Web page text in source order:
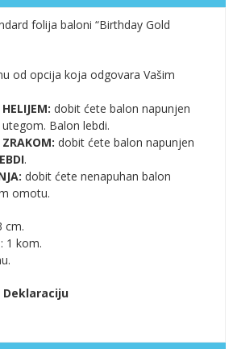
folija baloni “Birthday Gold
od opcija koja odgovara Vašim
dobit ćete balon napunjen
Balon lebdi.
dobit ćete balon napunjen
.
dobit ćete nenapuhan balon
omotu.
cm.
1 kom.